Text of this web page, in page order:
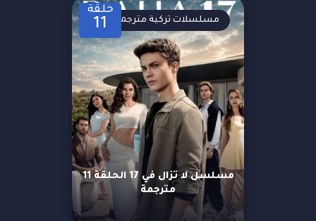
حلقة
11
مسلسل لا تزال في 17 الحلقة 11
مترجمة
مسلسلات تركية مترجمة